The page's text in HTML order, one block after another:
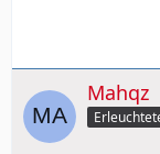
Mahqz